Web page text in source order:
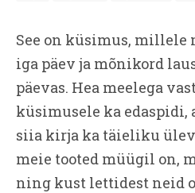
See on küsimus, millele
iga päev ja mõnikord
päevas. Hea meelega
küsimusele ka edaspidi,
siia kirja ka täieliku
meie tooted müügil on,
ning kust lettidest neid